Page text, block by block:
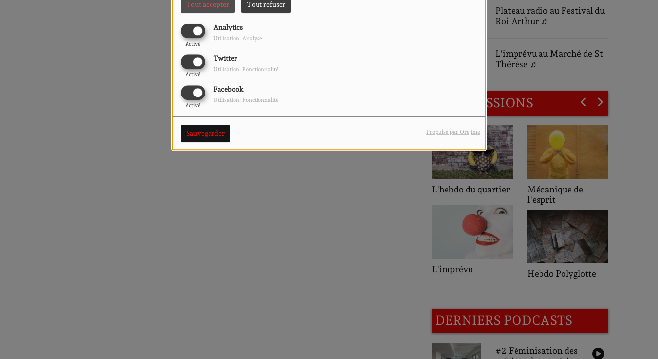
Tout accepter Tout refuser
Analytics
Activé
Utilisation: Analyse
Twitter
Activé
Utilisation: Fonctionnalité
Facebook
Activé
Utilisation: Fonctionnalité
Sauvegarder Propulsé par Orejime
Plateau radio au Festival du
Roi Arthur ♬
L'imprévu au Marché de St
Thérèse ♬
LES ÉMISSIONS
L'hebdo du quartier
Mécanique de
Hebdo Polyglotte
L'heure de pointe
Saveurs des
Quartiers
DERNIERS PODCASTS
#2 Féminisation des